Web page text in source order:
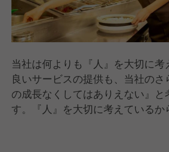
当社は何よりも『人』を大切に考
良いサービスの提供も、当社のさ
の成長なくしてはありえない』
す。『人』を大切に考えているか
ん、何よりの強みは上司・部下